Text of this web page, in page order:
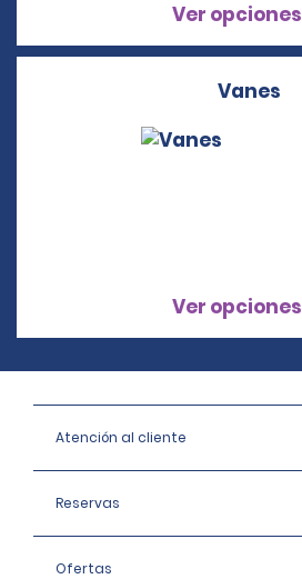
Ver opciones
Vanes
Ver opciones
Atención al cliente
Reservas
Ofertas